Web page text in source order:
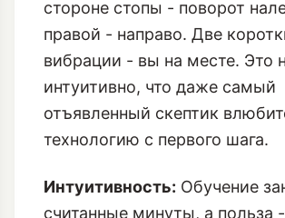
данными. Вместо того чтобы
на экран, вы просто
направление. Вибрация на
стороне стопы - поворот
правой - направо. Две
вибрации - вы на месте. Это
отъявленный скептик